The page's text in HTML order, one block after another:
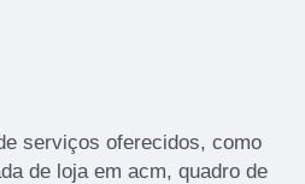
serviços oferecidos, como
de loja em acm, quadro de